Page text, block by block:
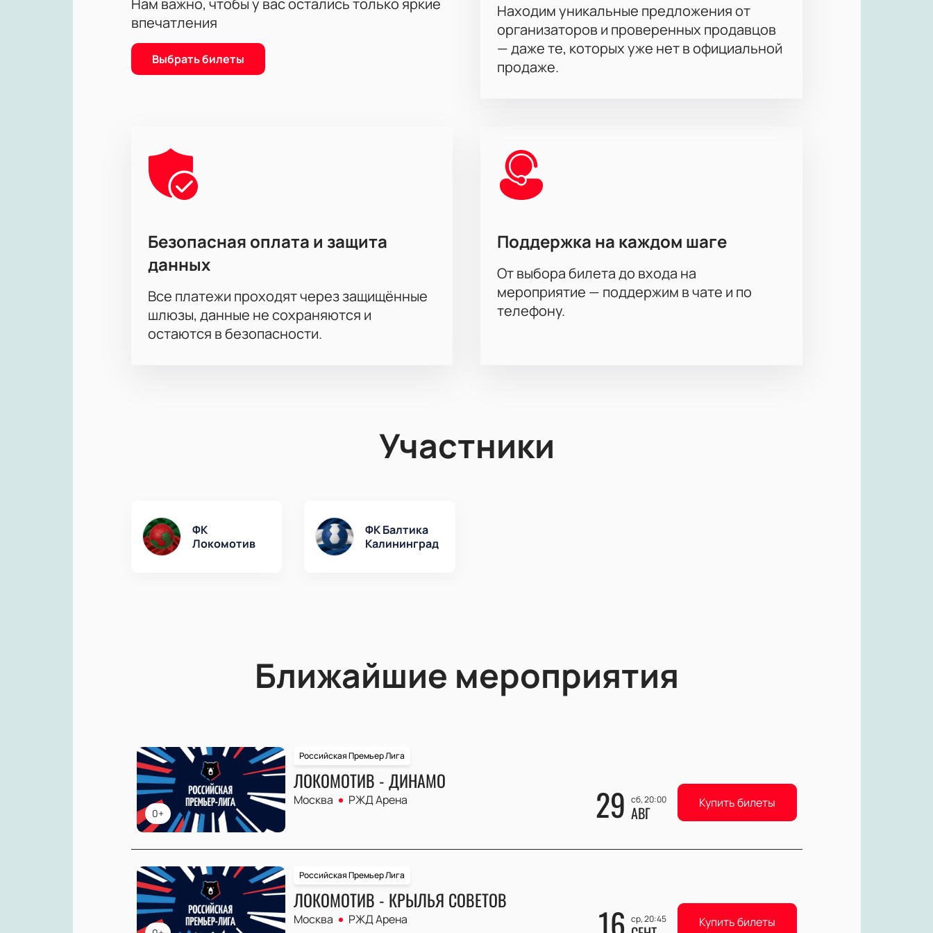
нашем сайте.
впечатления
Выбрать билеты
Находим уникальные предложения от
организаторов и проверенных продавцов
— даже те, которых уже нет в официальной
продаже.
Безопасная оплата и защита
данных
Все платежи проходят через защищённые
шлюзы, данные не сохраняются и
остаются в безопасности.
Поддержка на каждом шаге
От выбора билета до входа на
мероприятие — поддержим в чате и по
телефону.
Участники
ФК
Локомотив
ФК Балтика
Калининград
Ближайшие мероприятия
0+
Российская Премьер Лига
ЛОКОМОТИВ - ДИНАМО
Москва РЖД Арена 29 сб, 20:00
АВГ Купить билеты
Российская Премьер Лига
ЛОКОМОТИВ - КРЫЛЬЯ СОВЕТОВ
Москва РЖД Арена 16 ср, 20:45 Купить билеты